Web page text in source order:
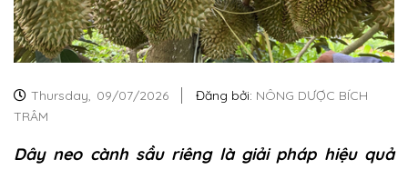
Thursday, 09/07/2026 Đăng bởi: NÔNG DƯỢC BÍCH
TRÂM
Dây neo cành sầu riêng là giải pháp hiệu quả